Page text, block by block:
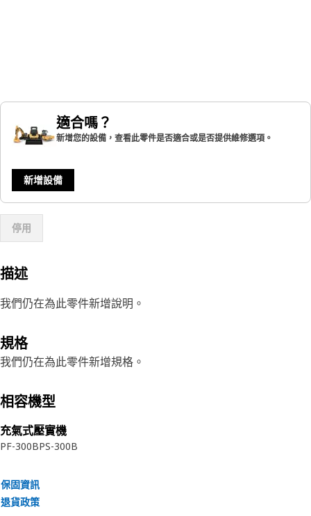
適合嗎？
新增您的設備，查看此零件是否適合或是否提供維修選項。
新增設備
停用
描述
我們仍在為此零件新增說明。
規格
我們仍在為此零件新增規格。
相容機型
充氣式壓實機
PF-300BPS-300B
保固資訊
退貨政策